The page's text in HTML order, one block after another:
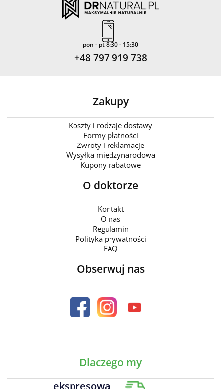
pon - pt 8:30 - 15:30
+48 797 919 738
Zakupy
Koszty i rodzaje dostawy
Formy płatności
Zwroty i reklamacje
Wysyłka międzynarodowa
Kupony rabatowe
O doktorze
Kontakt
O nas
Regulamin
Polityka prywatności
FAQ
Obserwuj nas
Dlaczego my
ekspresowa